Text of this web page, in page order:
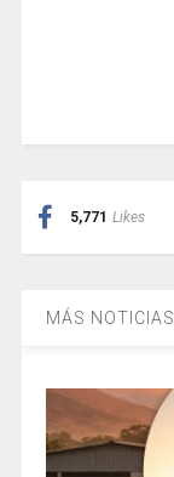
5,771 Likes
MÁS NOTICIAS